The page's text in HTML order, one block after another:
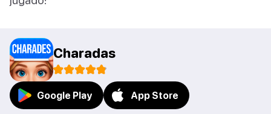
Charadas
Google Play App Store